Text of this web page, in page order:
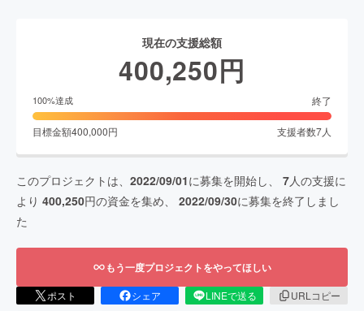
現在の支援総額
400,250円
100%達成 終了
目標金額400,000円 支援者数7人
このプロジェクトは、 2022/09/01に募集を開始し、 7人の支援に
より 400,250円の資金を集め、 2022/09/30に募集を終了しまし
た
もう一度プロジェクトをやってほしい
ポスト シェア LINEで送る
URLコピー